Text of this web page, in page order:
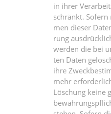
in ihrer
schränkt.
men die­ser
rung
wer­den die bei
ten Daten
ihre
mehr
Löschung kei­ne